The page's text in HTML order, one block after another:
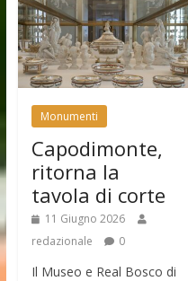
Monumenti
Capodimonte,
ritorna la
tavola di corte
11 Giugno 2026
redazionale
0
Il Museo e Real Bosco di